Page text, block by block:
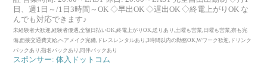
日、週1日～/1日3時間～OK ◇早出OK ◇遅出OK ◇終電上がりOK な
んでも対応できます♪
未経験者大歓迎,経験者優遇,全額日払いOK,終電上がりOK,送りあり,土曜も営業,日曜も営業,寮も完
備,面接交通費支給,ヘアメイク完備,ドレスレンタルあり,3時間以内の勤務OK,Wワーク歓迎,ドリンク
バックあり,指名バックあり,同伴バックあり
スポンサー: 体入ドットコム